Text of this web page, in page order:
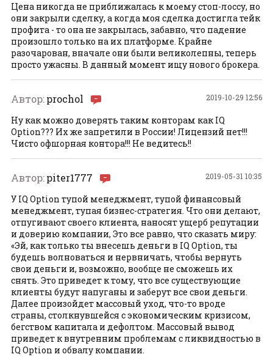
Цена никогда не приближалась к моему стоп-лоссу, но
они закрыли сделку, а когда моя сделка достигла тейк
профита - то она не закрылась, забавно, что падение
произошло только на их платформе. Крайне
разочарован, вначале они были великолепны, теперь
просто ужасны. В данный момент ищу нового брокера.
2019-10-29 12:56
Автор:prochol
Ну как можно доверять таким конторам как IQ
Option??? Их же запретили в России! Лицензий нет!!!
Чисто офшорная контора!!! Не ведитесь!!
2019-05-31 10:35
Автор:piter1777
У IQ Option тупой менеджмент, тупой финансовый
менеджмент, тупая бизнес-стратегия. Что они делают,
отпугивают своего клиента, наносят ущерб репутации
и доверию компании, Это все равно, что сказать миру:
«Эй, как только ты внесешь деньги в IQ Option, ты
будешь волноваться и нервничать, чтобы вернуть
свои деньги и, возможно, вообще не сможешь их
снять. Это приведет к тому, что все существующие
клиенты будут напуганы и заберут все свои деньги.
Далее произойдет массовый уход, что-то вроде
страны, столкнувшейся с экономическим кризисом,
бегством капитала и дефолтом. Массовый вывод
приведет к внутренним проблемам с ликвидностью в
IQ Option и обвалу компании.